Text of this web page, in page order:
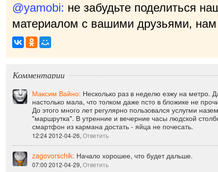
@yamobi: не забудьте поделиться
материалом с вашими друзьями, нам
приятно!
Комментарии
Максим Вайно:Несколько раз в неделю езжу на метро.
настолько мала, что толком даже псто в бложике не
До этого много лет регулярно пользовался услугми
"маршрутка". В утренние и вечерние часы людской
смартфон из кармана достать - яйца не почесать.
12:24 2012-04-26,